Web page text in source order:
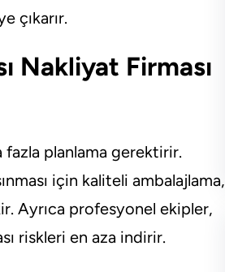
çıkarır.
Nakliyat Firması
fazla planlama gerektirir.
için kaliteli ambalajlama,
Ayrıca profesyonel ekipler,
riskleri en aza indirir.